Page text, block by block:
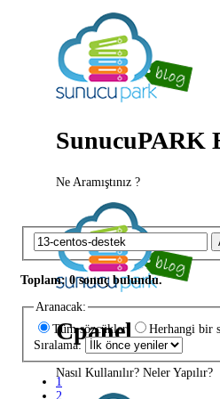
SunucuPARK
Ne Aramıştınız ?
Cpanel
Nasıl Kullanılır? Neler Yapılır?
Toplam: 0 sonuç bulundu.
Aranacak:
Tüm sözcükler
Herhangi bir
Sıralama:
1
2